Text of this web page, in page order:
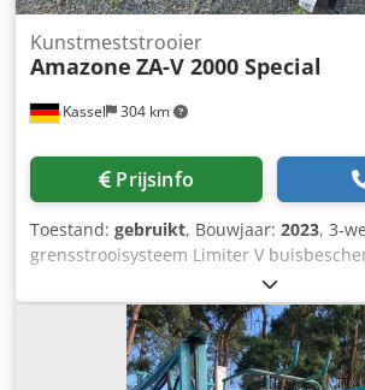
Kassel 304 km
Kunstmeststrooier
Amazone ZA-V 2000 Special
Prijsinfo
Toestand: gebruikt, Bouwjaar: 2023, 3-
grensstrooisysteem Limiter V
mechanische / positieweergave
opzetbak S 2000 inbouwdelen voor / ZA-
aftakas met wrijvingskoppeling
LED-achterverlichting Codpfx Afot